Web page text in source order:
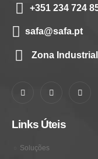
+351 234 724
safa@safa.pt
Zona
Links Úteis
Soluções